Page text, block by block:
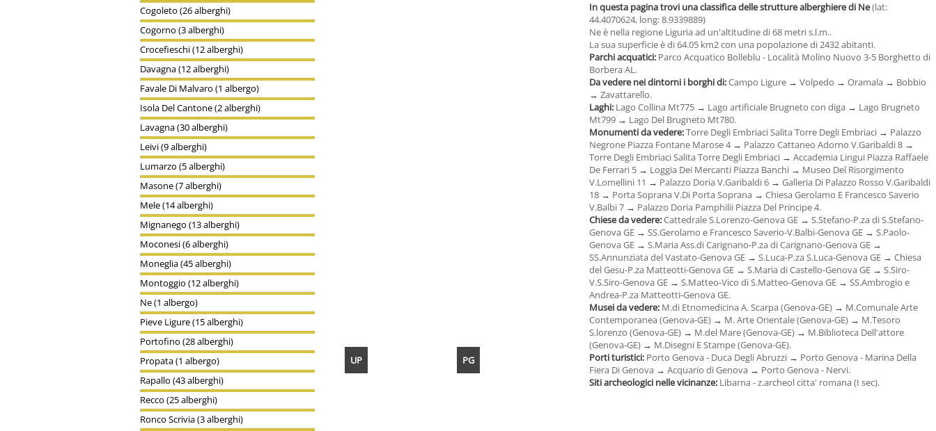
UP PG
In questa pagina trovi una classifica delle strutture alberghiere di Ne(lat:
44.4070624, long: 8.9339889)
Ne è nella regione Liguria ad un'altitudine di 68 metri s.l.m..
La sua superficie è di 64.05 km2 con una popolazione di 2432 abitanti.
Parchi acquatici: Parco Acquatico Bolleblu - Località Molino Nuovo 3-5 Borghetto di
Borbera AL.
Da vedere nei dintorni i borghi di:Campo Ligure → Volpedo → Oramala → Bobbio
→ Zavattarello.
Laghi: Lago Collina Mt775 → Lago artificiale Brugneto con diga → Lago Brugneto
Mt799 → Lago Del Brugneto Mt780.
Monumenti da vedere:Torre Degli Embriaci Salita Torre Degli Embriaci → Palazzo
Negrone Piazza Fontane Marose 4 → Palazzo Cattaneo Adorno V.Garibaldi 8 →
Torre Degli Embriaci Salita Torre Degli Embriaci → Accademia Lingui Piazza Raffaele
De Ferrari 5 → Loggia Dei Mercanti Piazza Banchi → Museo Del Risorgimento
V.Lomellini 11 → Palazzo Doria V.Garibaldi 6 → Galleria Di Palazzo Rosso V.Garibaldi
18 → Porta Soprana V.Di Porta Soprana → Chiesa Gerolamo E Francesco Saverio
V.Balbi 7 → Palazzo Doria Pamphilii Piazza Del Principe 4.
Chiese da vedere:Cattedrale S.Lorenzo-Genova GE → S.Stefano-P.za di S.Stefano-
Genova GE → SS.Gerolamo e Francesco Saverio-V.Balbi-Genova GE → S.Paolo-
Genova GE → S.Maria Ass.di Carignano-P.za di Carignano-Genova GE →
SS.Annunziata del Vastato-Genova GE → S.Luca-P.za S.Luca-Genova GE → Chiesa
del Gesu-P.za Matteotti-Genova GE → S.Maria di Castello-Genova GE → S.Siro-
V.S.Siro-Genova GE → S.Matteo-Vico di S.Matteo-Genova GE → SS.Ambrogio e
Andrea-P.za Matteotti-Genova GE.
Musei da vedere: M.di Etnomedicina A. Scarpa (Genova-GE) → M.Comunale Arte
Contemporanea (Genova-GE) → M. Arte Orientale (Genova-GE) → M.Tesoro
S.lorenzo (Genova-GE) → M.del Mare (Genova-GE) → M.Biblioteca Dell'attore
(Genova-GE) → M.Disegni E Stampe (Genova-GE).
Porti turistici: Porto Genova - Duca Degli Abruzzi → Porto Genova - Marina Della
Fiera Di Genova → Acquario di Genova → Porto Genova - Nervi.
Siti archeologici nelle vicinanze: Libarna - z.archeol citta' romana (I sec).
Cogoleto (26 alberghi)
Cogorno (3 alberghi)
Crocefieschi (12 alberghi)
Davagna (12 alberghi)
Favale Di Malvaro (1 albergo)
Isola Del Cantone (2 alberghi)
Lavagna (30 alberghi)
Leivi (9 alberghi)
Lumarzo (5 alberghi)
Masone (7 alberghi)
Mele (14 alberghi)
Mignanego (13 alberghi)
Moconesi (6 alberghi)
Moneglia (45 alberghi)
Montoggio (12 alberghi)
Ne (1 albergo)
Pieve Ligure (15 alberghi)
Portofino (28 alberghi)
Propata (1 albergo)
Rapallo (43 alberghi)
Recco (25 alberghi)
Ronco Scrivia (3 alberghi)